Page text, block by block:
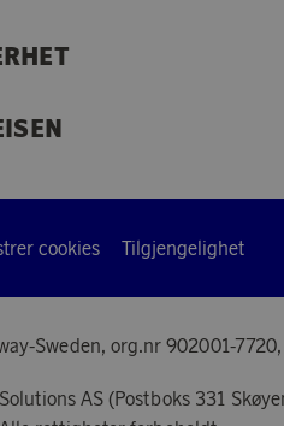
cookies Tilgjengelighet
Sweden, org.nr 902001-
AS (Postboks 331